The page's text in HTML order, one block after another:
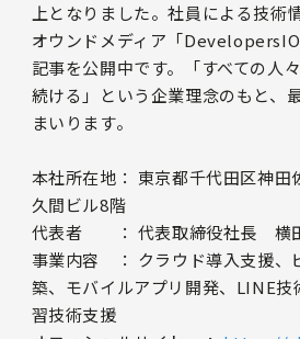
上となりました。社員による技術
オウンドメディア「
記事を公開中です。「すべての人
続ける」という企業理念のもと、
まいります。
本社所在地： 東京都千代田区神田
久間ビル8階
代表者 ： 代表取締役社長 横
事業内容 ： クラウド導入支援、
築、モバイルアプリ開発、LINE技
習技術支援